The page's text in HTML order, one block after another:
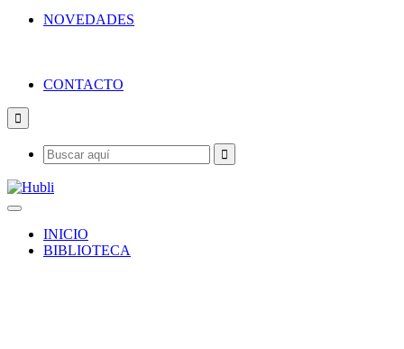
NOVEDADES
CONTACTO
INICIO
BIBLIOTECA